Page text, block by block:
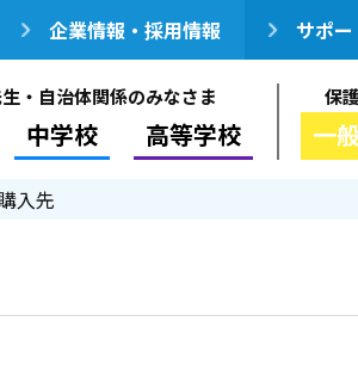
企業情報・採用情報 サポ
・自治体関係のみなさま
中学校 高等学校
保
一
入先